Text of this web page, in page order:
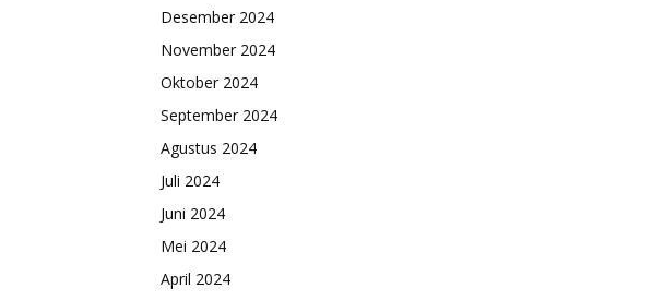
Desember 2024
November 2024
Oktober 2024
September 2024
Agustus 2024
Juli 2024
Juni 2024
Mei 2024
April 2024